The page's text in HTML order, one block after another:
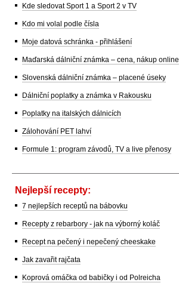
Kde sledovat Sport 1 a Sport 2 v TV
Kdo mi volal podle čísla
Moje datová schránka - přihlášení
Maďarská dálniční známka – cena, nákup online
Slovenská dálniční známka – placené úseky
Dálniční poplatky a známka v Rakousku
Poplatky na italských dálnicích
Zálohování PET lahví
Formule 1: program závodů, TV a live přenosy
Nejlepší recepty:
7 nejlepších receptů na bábovku
Recepty z rebarbory - jak na výborný koláč
Recept na pečený i nepečený cheeskake
Jak zavařit rajčata
Koprová omáčka od babičky i od Polreicha